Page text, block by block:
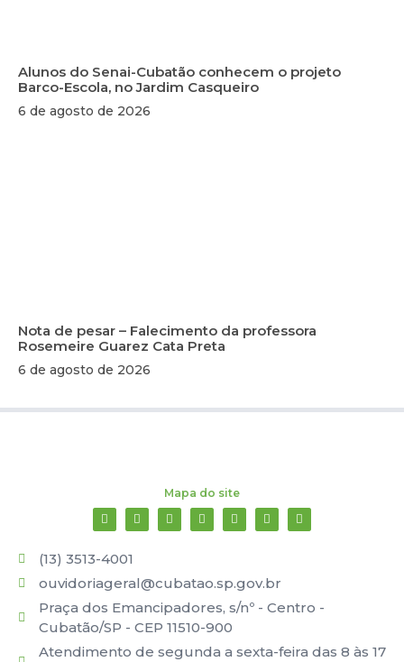
Alunos do Senai-Cubatão conhecem o projeto
Barco-Escola, no Jardim Casqueiro
6 de agosto de 2026
Nota de pesar – Falecimento da professora
Rosemeire Guarez Cata Preta
6 de agosto de 2026
Mapa do site
(13) 3513-4001
ouvidoriageral@cubatao.sp.gov.br
Praça dos Emancipadores, s/nº - Centro -
Cubatão/SP - CEP 11510-900
Atendimento de segunda a sexta-feira das 8 às 17